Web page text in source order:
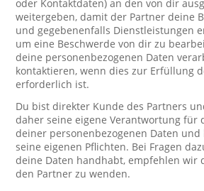
oder Kontaktdaten) an den von dir
weitergeben, damit der Partner deine
und gegebenenfalls Dienstleistungen
um eine Beschwerde von dir zu
deine personenbezogenen Daten
kontaktieren, wenn dies zur Erfüllung
erforderlich ist.
Du bist direkter Kunde des Partners
daher seine eigene Verantwortung für
deiner personenbezogenen Daten
seine eigenen Pflichten. Bei Fragen
deine Daten handhabt, empfehlen wir
den Partner zu wenden.